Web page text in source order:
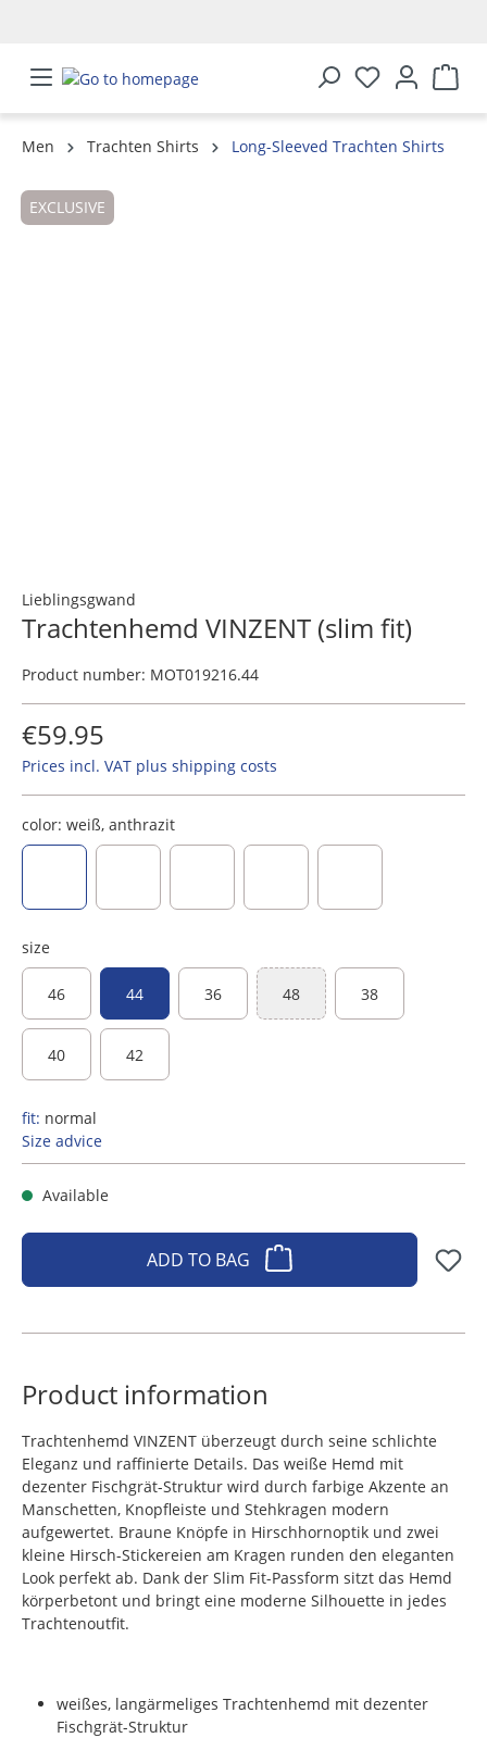
Men Trachten Shirts
Long-Sleeved Trachten Shirts
EXCLUSIVE
Lieblingsgwand
Trachtenhemd VINZENT (slim fit)
Product number: MOT019216.44
€59.95
Prices incl. VAT plus shipping costs
color: weiß, anthrazit
size
46 44 36 48(This option is currently
38
40 42
fit: normal
Size advice
Available
ADD TO BAG
Product information
Trachtenhemd VINZENT überzeugt durch seine schlichte
Eleganz und raffinierte Details. Das weiße Hemd mit
dezenter Fischgrät-Struktur wird durch farbige Akzente an
Manschetten, Knopfleiste und Stehkragen modern
aufgewertet. Braune Knöpfe in Hirschhornoptik und zwei
kleine Hirsch-Stickereien am Kragen runden den eleganten
Look perfekt ab. Dank der Slim Fit-Passform sitzt das Hemd
körperbetont und bringt eine moderne Silhouette in jedes
Trachtenoutfit.
weißes, langärmeliges Trachtenhemd mit dezenter
Fischgrät-Struktur